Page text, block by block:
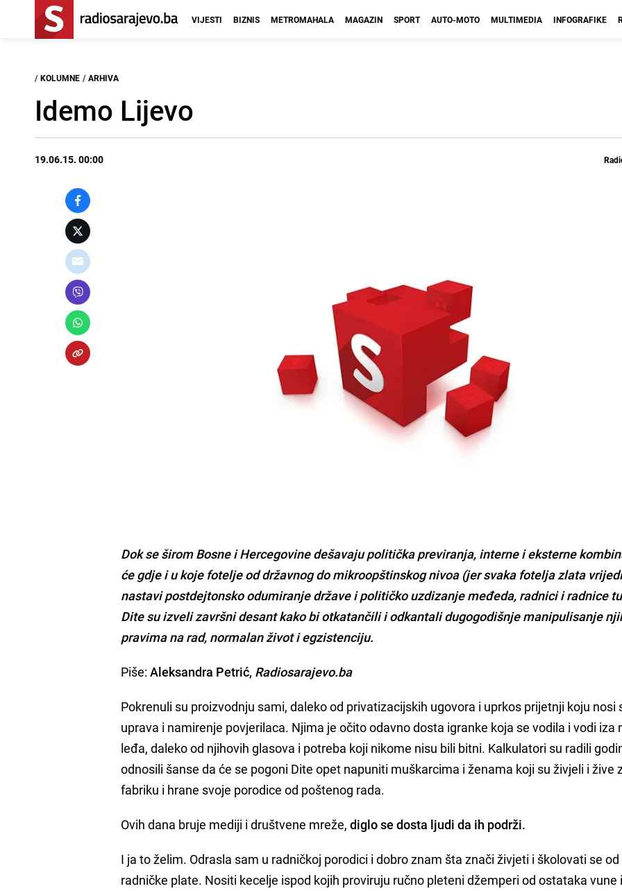
VIJESTI BIZNIS METROMAHALA MAGAZIN SPORT AUTO-MOTO MULTIMEDIA INFOGRAFIKE
/ KOLUMNE / ARHIVA
Idemo Lijevo
19.06.15. 00:00
Dok se širom Bosne i Hercegovine dešavaju politička previranja, interne i eksterne
će gdje i u koje fotelje od državnog do mikroopštinskog nivoa (jer svaka fotelja zlata
nastavi postdejtonsko odumiranje države i političko uzdizanje međeda, radnici i radnice
Dite su izveli završni desantkako bi otkatančili i odkantali dugogodišnje manipulisanje
pravima na rad, normalan život i egzistenciju.
Piše: Aleksandra Petrić, Radiosarajevo.ba
Pokrenuli su proizvodnju sami, daleko od privatizacijskih ugovora i uprkos prijetnji koju nosi
uprava i namirenje povjerilaca. Njima je očito odavno dosta igranke koja se vodila i vodi iza
leđa, daleko od njihovih glasova i potreba koji nikome nisu bili bitni. Kalkulatori su radili
odnosili šanse da će se pogoni Dite opet napuniti muškarcima i ženama koji su živjeli i žive
fabriku i hrane svoje porodice od poštenog rada.
Ovih dana bruje mediji i društvene mreže,diglo se dosta ljudi da ih podrži.
I ja to želim. Odrasla sam u radničkoj porodici i dobro znam šta znači živjeti i školovati se od
radničke plate. Nositi kecelje ispod kojih proviruju ručno pleteni džemperi od ostataka vune